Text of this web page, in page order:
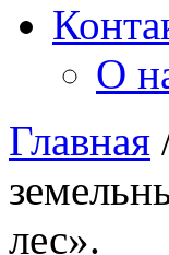
О
Главная
лес».